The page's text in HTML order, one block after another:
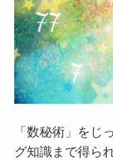
「数秘術」をじ
グ知識まで得ら